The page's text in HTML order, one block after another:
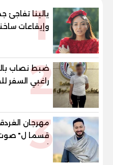
1
يالينا تفاجئ
وإيقاعات
2
ضبط نصاب
راغبي السفر
3
مهرجان
قسما ل" صوت
أول المكرمين